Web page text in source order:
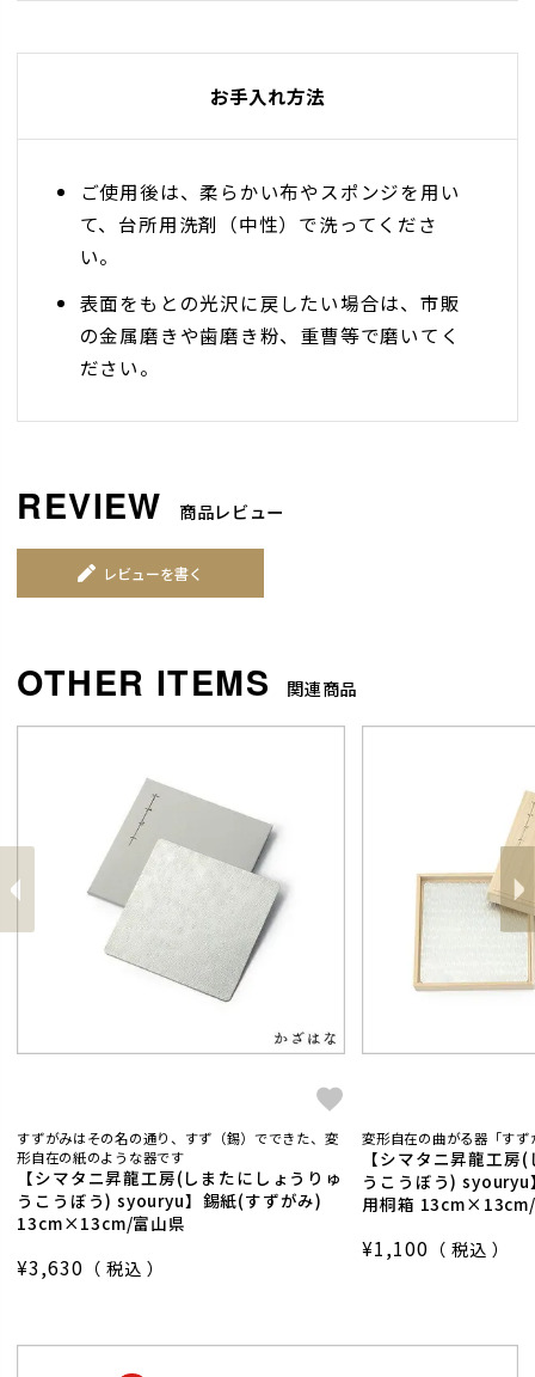
お手入れ方法
ご使用後は、柔らかい布やスポンジを用い
て、台所用洗剤（中性）で洗ってくださ
い。
表面をもとの光沢に戻したい場合は、市販
の金属磨きや歯磨き粉、重曹等で磨いてく
ださい。
商品レビュー
レビューを書く
関連商品
前
へ
すずがみはその名の通り、すず（錫）でできた、変
形自在の紙のような器です
【シマタニ昇龍工房(しまたにしょうりゅ
うこうぼう) syouryu】錫紙(すずがみ)
13cm×13cm/富山県
¥3,630 税込
変形自在の曲がる器「す
【シマタニ昇龍工房
うこうぼう)
用桐箱
¥1,100 税込
次
へ